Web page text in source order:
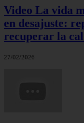
Video La vida
en desajuste:
recuperar la
27/02/2026